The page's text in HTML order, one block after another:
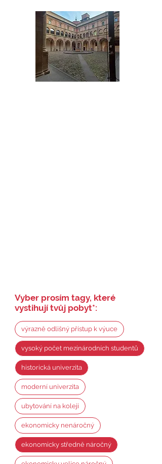
Vyber prosím tagy, které
vystihují tvůj pobyt*:
výrazně odlišný přístup k výuce
vysoký počet mezinárodních studentů
historická univerzita
moderní univerzita
ubytování na koleji
ekonomicky nenáročný
ekonomicky středně náročný